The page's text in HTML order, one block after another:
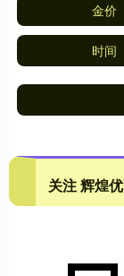
金价
时间
关注 辉煌